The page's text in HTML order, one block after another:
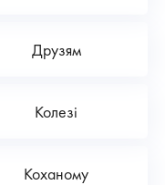
Друзям
Колезі
Коханому